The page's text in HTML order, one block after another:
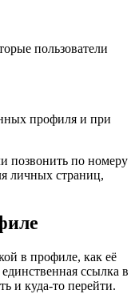
пользователи
профиля и при
позвонить по номеру
личных страниц,
в профиле, как её
ссылка в
и куда-то перейти.